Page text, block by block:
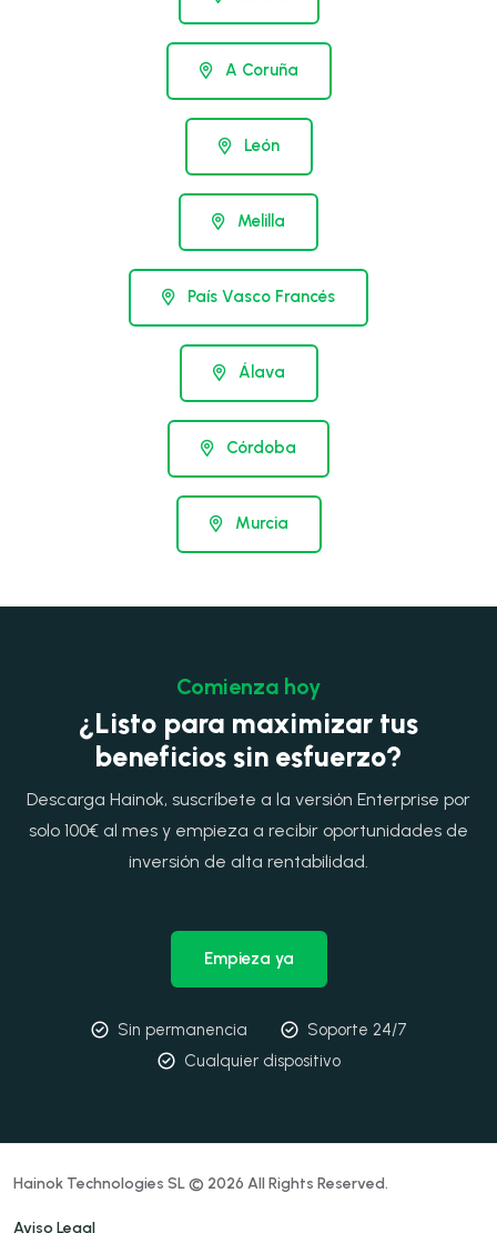
A Coruña
León
Melilla
País Vasco Francés
Álava
Córdoba
Murcia
Comienza hoy
¿Listo para maximizar tus
beneficios sin esfuerzo?
Descarga Hainok, suscríbete a la versión Enterprise por
solo 100€ al mes y empieza a recibir oportunidades de
inversión de alta rentabilidad.
Empieza ya
Sin permanencia
Soporte 24/7
Cualquier dispositivo
Hainok Technologies SL © 2026 All Rights Reserved.
Aviso Legal